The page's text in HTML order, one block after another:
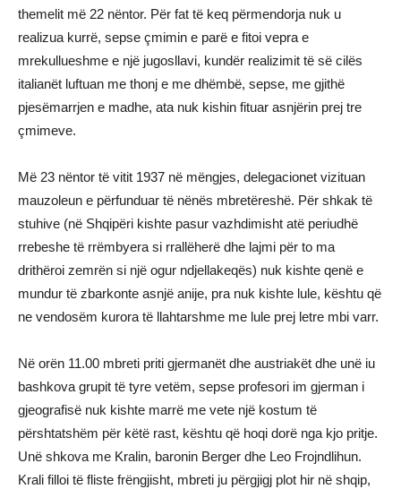
themelit më 22 nëntor. Për fat të keq përmendorja nuk u
realizua kurrë, sepse çmimin e parë e fitoi vepra e
mrekullueshme e një jugosllavi, kundër realizimit të së cilës
italianët luftuan me thonj e me dhëmbë, sepse, me gjithë
pjesëmarrjen e madhe, ata nuk kishin fituar asnjërin prej tre
çmimeve.
Më 23 nëntor të vitit 1937 në mëngjes, delegacionet vizituan
mauzoleun e përfunduar të nënës mbretëreshë. Për shkak të
stuhive (në Shqipëri kishte pasur vazhdimisht atë periudhë
rrebeshe të rrëmbyera si rrallëherë dhe lajmi për to ma
drithëroi zemrën si një ogur ndjellakeqës) nuk kishte qenë e
mundur të zbarkonte asnjë anije, pra nuk kishte lule, kështu që
ne vendosëm kurora të llahtarshme me lule prej letre mbi varr.
Në orën 11.00 mbreti priti gjermanët dhe austriakët dhe unë iu
bashkova grupit të tyre vetëm, sepse profesori im gjerman i
gjeografisë nuk kishte marrë me vete një kostum të
përshtatshëm për këtë rast, kështu që hoqi dorë nga kjo pritje.
Unë shkova me Kralin, baronin Berger dhe Leo Frojndlihun.
Krali filloi të fliste frëngjisht, mbreti ju përgjigj plot hir në shqip,